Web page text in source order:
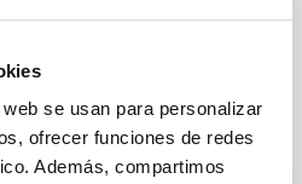
se usan para personalizar
ofrecer funciones de redes
Además, compartimos